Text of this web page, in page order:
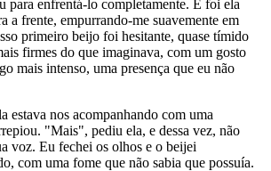
para enfrentá-lo completamente. E foi ela
a frente, empurrando-me suavemente em
primeiro beijo foi hesitante, quase tímido
firmes do que imaginava, com um gosto
mais intenso, uma presença que eu não
estava nos acompanhando com uma
"Mais", pediu ela, e dessa vez, não
voz. Eu fechei os olhos e o beijei
com uma fome que não sabia que possuía.